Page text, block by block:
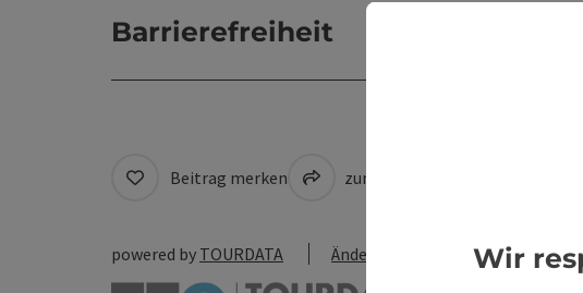
Barrierefreiheit
Beitrag merken zum Merkzettel
powered by TOURDATA Änderung vorschlagenWir